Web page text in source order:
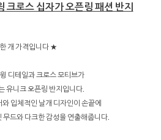
크로스 십자가 오픈링 패션 반지
개 가격입니다 ★
디테일과 크로스 모티브가
유니크 오픈링 반지입니다.
입체적인 날개 디자인이 손끝에
무드와 다크한 감성을 연출해줍니다.